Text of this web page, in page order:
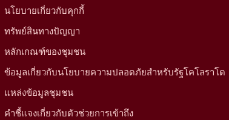
นโยบายเกี่ยวกับคุกกี้
ทรัพย์สินทางปัญญา
หลักเกณฑ์ของชุมชน
ข้อมูลเกี่ยวกับนโยบายความปลอดภัยสำหรับรัฐโคโลราโด
แหล่งข้อมูลชุมชน
คำชี้แจงเกี่ยวกับตัวช่วยการเข้าถึง